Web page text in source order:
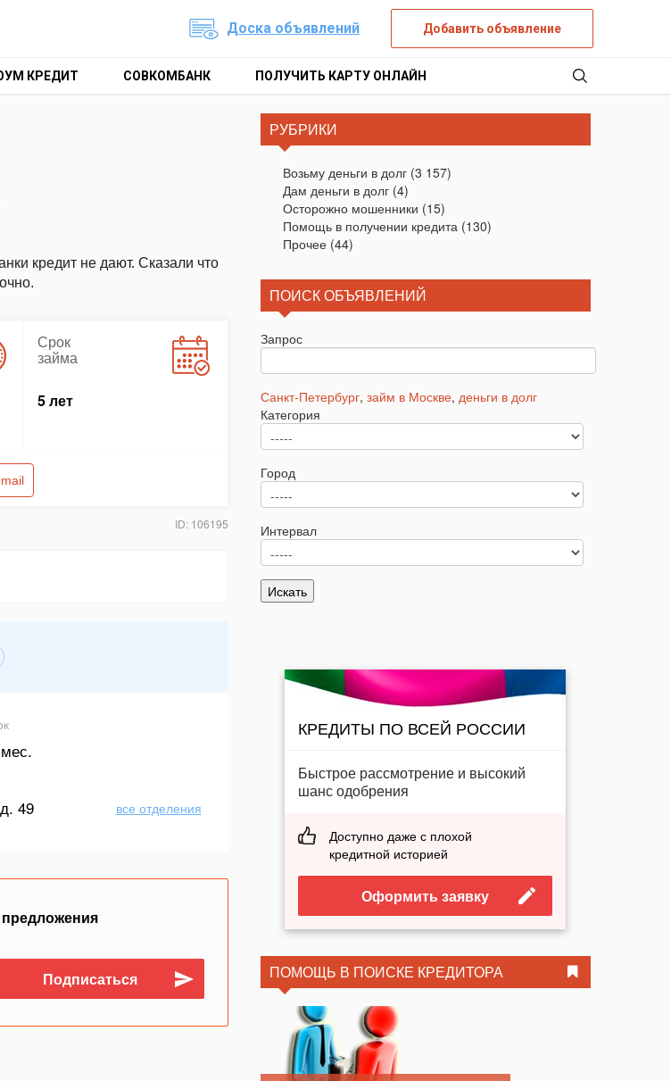
Доска объявлений Добавить объявление
КРЕДИТ СОВКОМБАНК ПОЛУЧИТЬ КАРТУ ОНЛАЙН
кредит не дают. Сказали что
Срок
займа
5 лет
ID: 106195
49 все отделения
РУБРИКИ
Возьму деньги в долг(3 157)
Дам деньги в долг(4)
Осторожно мошенники (15)
Помощь в получении кредита(130)
Прочее(44)
ПОИСК ОБЪЯВЛЕНИЙ
Запрос
Санкт-Петербург, займ в Москве, деньги в долг
Категория
Город
Интервал
КРЕДИТЫ ПО ВСЕЙ РОССИИ
Быстрое рассмотрение и высокий
шанс одобрения
Доступно даже с плохой
кредитной историей
Оформить заявку
ПОМОЩЬ В ПОИСКЕ КРЕДИТОРА